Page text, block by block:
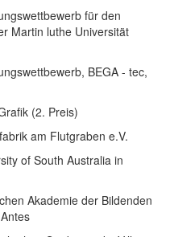
für den
Martin luthe Universität
BEGA - tec,
(2. Preis)
am Flutgraben e.V.
of South Australia in
Akademie der Bildenden